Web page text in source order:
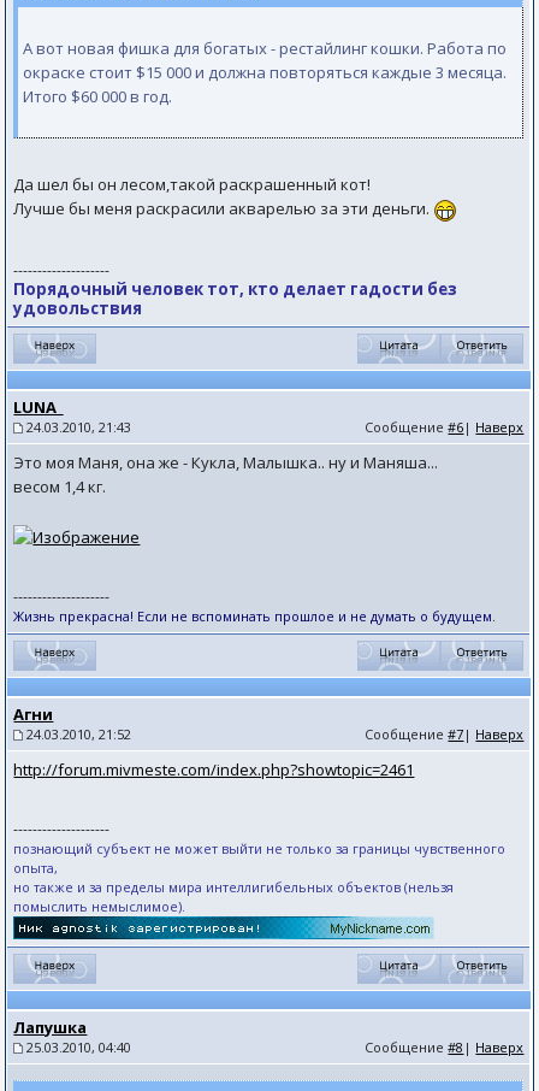
А вот новая фишка для богатых - рестайлинг кошки. Работа по
окраске стоит $15 000 и должна повторяться каждые 3 месяца.
Итого $60 000 в год.
Да шел бы он лесом,такой раскрашенный кот!
Лучше бы меня раскрасили акварелью за эти деньги.
--------------------
Порядочный человек тот, кто делает гадости без
удовольствия
LUNA_
24.03.2010, 21:43 Сообщение#6 | Наверх
Это моя Маня, она же - Кукла, Малышка.. ну и Маняша...
весом 1,4 кг.
--------------------
Жизнь прекрасна! Если не вспоминать прошлое и не думать о будущем.
Агни
24.03.2010, 21:52 Сообщение#7 | Наверх
http://forum.mivmeste.com/index.php?showtopic=2461
--------------------
познающий субъект не может выйти не только за границы чувственного
опыта,
но также и за пределы мира интеллигибельных объектов (нельзя
помыслить немыслимое).
Лапушка
25.03.2010, 04:40 Сообщение#8 | Наверх